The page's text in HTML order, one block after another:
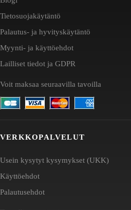
Tietosuojakäytäntö
Palautus- ja hyvityskäytäntö
Myynti- ja käyttöehdot
Lailliset tiedot ja GDPR
Voit maksaa seuraavilla tavoilla
VERKKOPALVELUT
Usein kysytyt kysymykset (UKK)
Käyttöehdot
Palautusehdot